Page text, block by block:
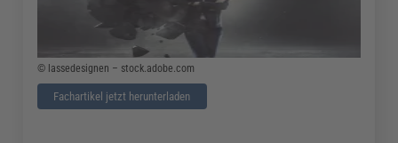
© lassedesignen – stock.adobe.com
Fachartikel jetzt herunterladen